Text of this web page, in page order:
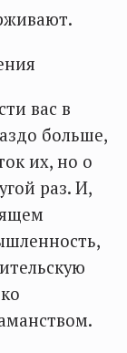
вас в
больше,
их, но о
раз. И,